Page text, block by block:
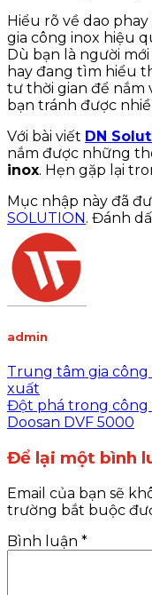
Hiểu rõ về dao
gia công inox hiệu
Dù bạn là người
hay đang tìm hiểu
tư thời gian để nắm
bạn tránh được
Với bài viết DN
nắm được những
inox. Hẹn gặp lại
Mục nhập này đã
SOLUTION. Đánh
admin
Trung tâm gia công
xuất
Đột phá trong công
Doosan DVF 5000
Để lại một bình
Email của bạn sẽ
trường bắt buộc
Bình luận *